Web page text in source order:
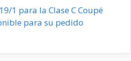
1 para la Clase C Coupé
para su pedido